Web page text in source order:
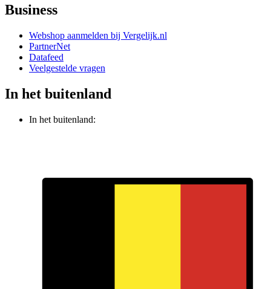
Business
Webshop aanmelden bij Vergelijk.nl
PartnerNet
Datafeed
Veelgestelde vragen
In het buitenland
In het buitenland: